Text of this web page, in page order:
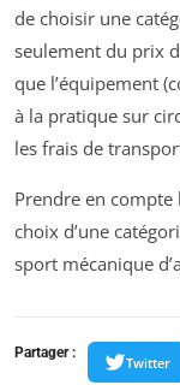
de choisir une
seulement du prix
que l’équipement
à la pratique sur
les frais de
Prendre en compte
choix d’une
sport mécanique
Partager :
Twitter